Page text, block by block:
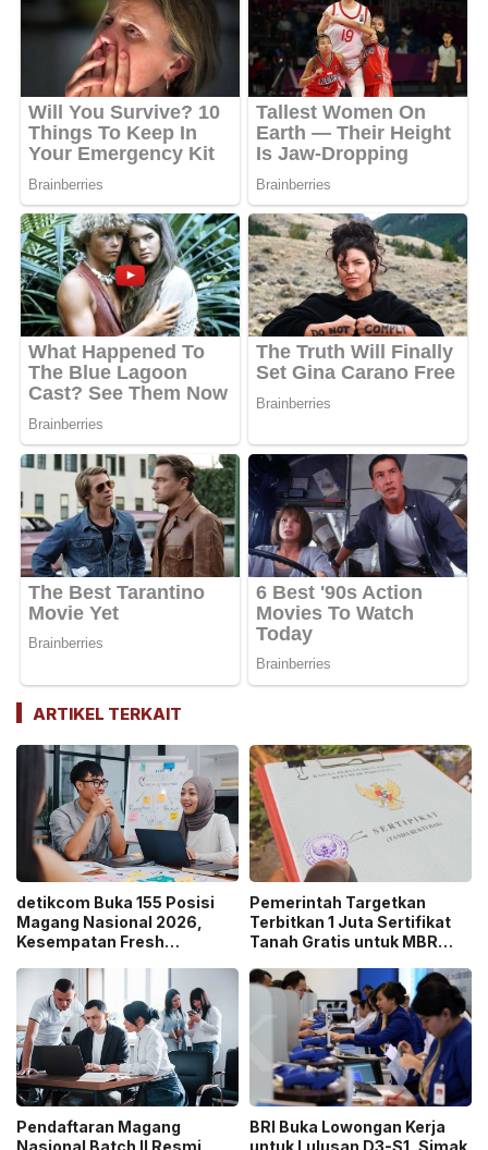
ARTIKEL TERKAIT
detikcom Buka 155 Posisi
Magang Nasional 2026,
Kesempatan Fresh
Media Digital!
Pemerintah Targetkan
Terbitkan 1 Juta Sertifikat
Tanah Gratis untuk MBR
Pendaftaran Magang
Nasional Batch II Resmi
BRI Buka Lowongan Kerja
untuk Lulusan D3-S1, Simak